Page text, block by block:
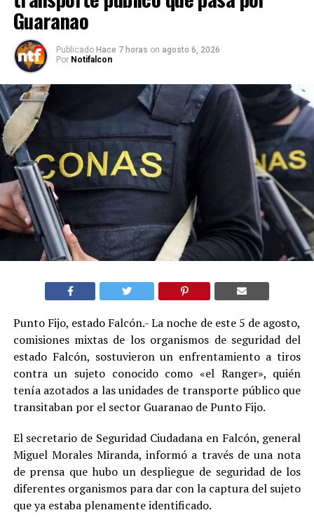
Guaranao
Publicado Hace 7 horas on agosto 6, 2026
Por Notifalcon
Punto Fijo, estado Falcón.- La noche de este 5 de agosto,
comisiones mixtas de los organismos de seguridad del
estado Falcón, sostuvieron un enfrentamiento a tiros
contra un sujeto conocido como «el Ranger», quién
tenía azotados a las unidades de transporte público que
transitaban por el sector Guaranao de Punto Fijo.
El secretario de Seguridad Ciudadana en Falcón, general
Miguel Morales Miranda, informó a través de una nota
de prensa que hubo un despliegue de seguridad de los
diferentes organismos para dar con la captura del sujeto
que ya estaba plenamente identificado.